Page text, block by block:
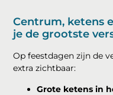
Centrum, ketens
je de grootste
Op feestdagen zijn de
extra zichtbaar:
Grote ketens in